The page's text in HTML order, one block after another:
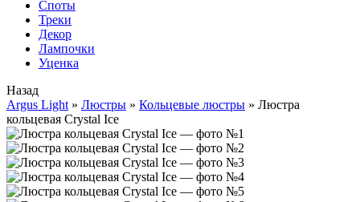
Споты
Треки
Декор
Лампочки
Уценка
Назад
Argus Light » Люстры » Кольцевые люстры » Люстра
кольцевая Crystal Ice